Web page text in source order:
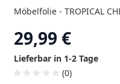
Möbelfolie - TROPICAL
29,99 €
Lieferbar in 1-2 Tage
(0)